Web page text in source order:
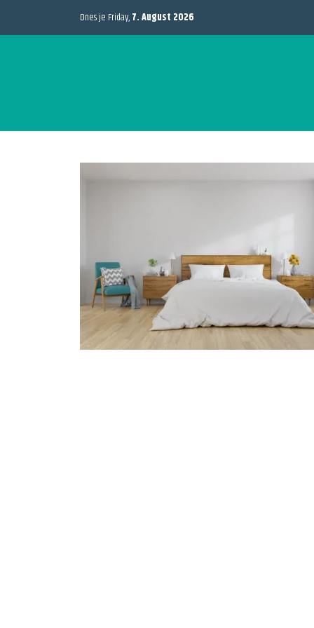
Dnes je Friday,7. August 2026